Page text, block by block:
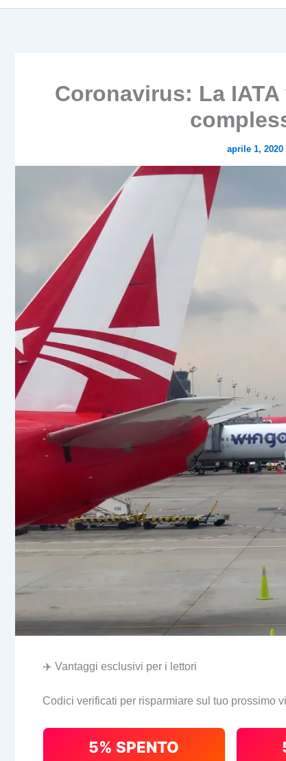
Coronavirus: La
aprile 1, 2020
✈️ Vantaggi esclusivi per i lettori
Codici verificati per risparmiare sul tuo prossimo
5% SPENTO